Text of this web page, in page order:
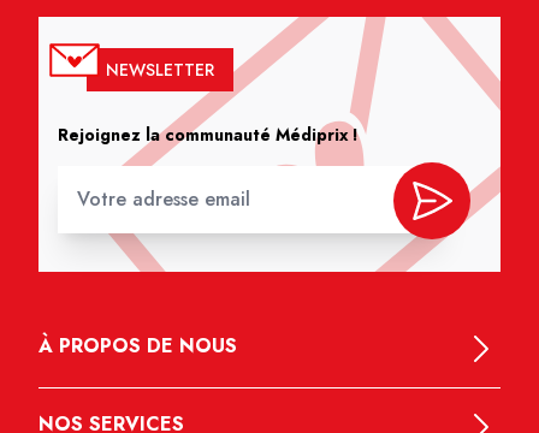
NEWSLETTER
Rejoignez la communauté Médiprix !
À PROPOS DE NOUS
NOS SERVICES